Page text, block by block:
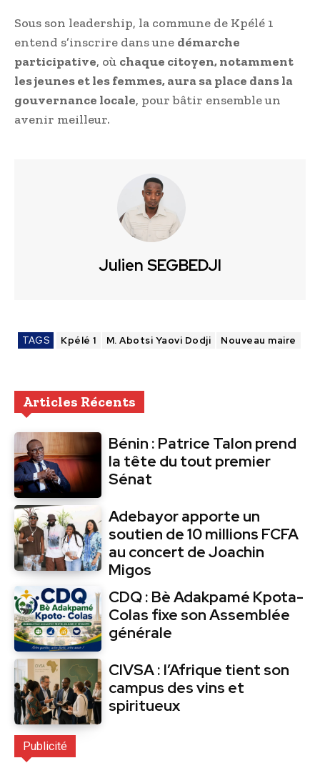
Sous son leadership, la commune de Kpélé 1
entend s’inscrire dans une démarche
participative, où chaque citoyen, notamment
les jeunes et les femmes, aura sa place dans la
gouvernance locale, pour bâtir ensemble un
avenir meilleur.
Julien SEGBEDJI
TAGS Kpélé 1 M. Abotsi Yaovi Dodji Nouveau maire
Articles Récents
Bénin : Patrice Talon prend
la tête du tout premier
Sénat
Adebayor apporte un
soutien de 10 millions FCFA
au concert de Joachin
Migos
CDQ : Bè Adakpamé Kpota-
Colas fixe son Assemblée
générale
CIVSA : l’Afrique tient son
campus des vins et
spiritueux
Publicité